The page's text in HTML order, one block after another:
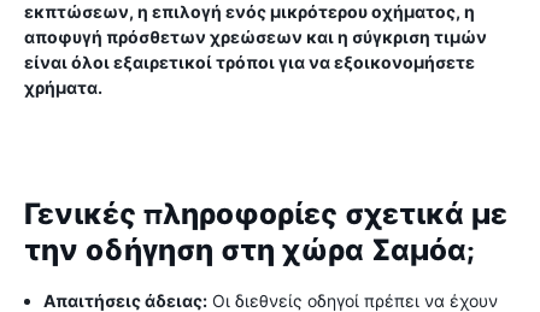
εκπτώσεων, η επιλογή ενός μικρότερου οχήματος, η
αποφυγή πρόσθετων χρεώσεων και η σύγκριση τιμών
είναι όλοι εξαιρετικοί τρόποι για να εξοικονομήσετε
χρήματα.
Γενικές πληροφορίες σχετικά με
την οδήγηση στη χώρα Σαμόα;
Απαιτήσεις άδειας: Οι διεθνείς οδηγοί πρέπει να έχουν